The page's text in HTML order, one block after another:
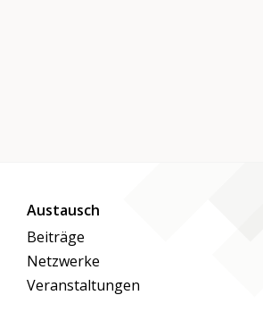
Austausch
Beiträge
Netzwerke
Veranstaltungen